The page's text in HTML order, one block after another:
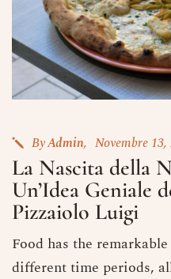
ByAdmin Novembre 13,
La Nascita della
Un’Idea Geniale
Pizzaiolo Luigi
Food has the
different time periods,